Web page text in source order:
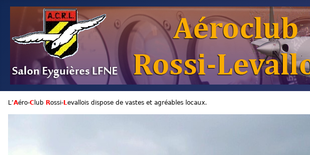
L’Aéro-C lub Rossi- Levallois dispose de vastes et agréables locaux.